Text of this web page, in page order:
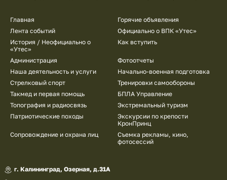
Подвал
Главная
Горячие объявления
Лента событий
Официально о ВПК «Утес»
История / Неофициально о
«Утес»
Как вступить
Администрация
Фотоотчеты
Наша деятельность и услуги
Начально-военная подготовка
Стрелковый спорт
Тренировки самообороны
Такмед и первая помощь
БПЛА Управление
Топография и радиосвязь
Экстремальный туризм
Патриотические походы
Экскурсии по крепости
КронПринц
Сопровождение и охрана лиц
Съемка рекламы, кино,
фотосессий
г. Калининград, Озерная, д.31А